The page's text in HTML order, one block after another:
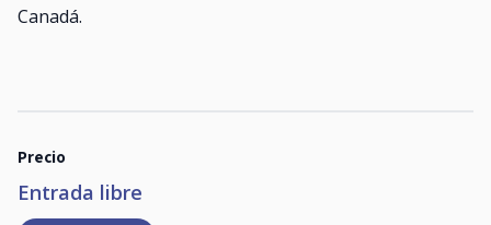
Canadá.
Precio
Entrada libre